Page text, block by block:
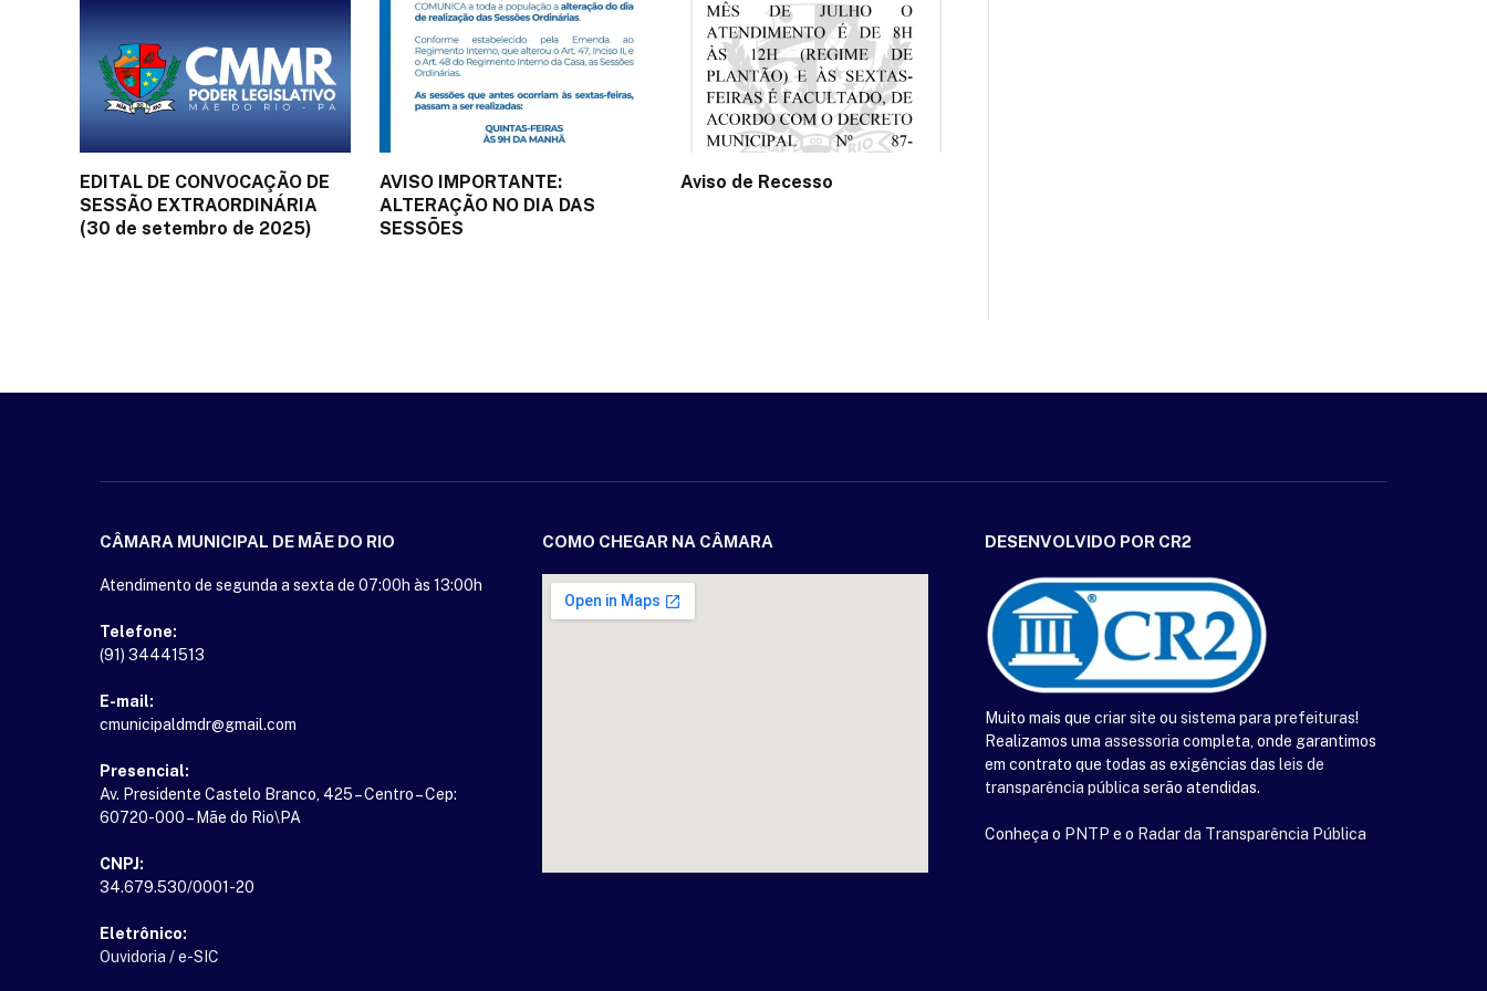
EDITAL DE CONVOCAÇÃO DE
SESSÃO EXTRAORDINÁRIA
(30 de setembro de 2025)
AVISO IMPORTANTE:
ALTERAÇÃO NO DIA DAS
SESSÕES
Aviso de Recesso
CÂMARA MUNICIPAL DE MÃE DO RIO
Atendimento de segunda a sexta de 07:00h às 13:00h
Telefone:
(91) 34441513
E-mail:
cmunicipaldmdr@gmail.com
Presencial:
Av. Presidente Castelo Branco, 425 – Centro – Cep:
60720-000 – Mãe do Rio\PA
CNPJ:
34.679.530/0001-20
Eletrônico:
Ouvidoria /e-SIC
COMO CHEGAR NA CÂMARA DESENVOLVIDO POR CR2
Muito mais que criar site ou sistema para prefeituras!
Realizamos uma assessoria completa, onde garantimos
em contrato que todas as exigências das leis de
transparência pública serão atendidas.
Conheça o PNTP e o Radar da Transparência Pública